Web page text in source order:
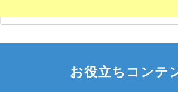
お役立ちコンテ